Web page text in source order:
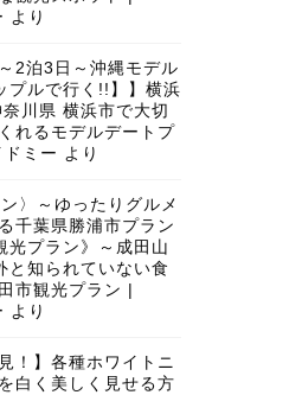
より
2泊3日～沖縄モデル
プルで行く!!】】横浜
川県 横浜市で大切
れるモデルデートプ
ミー より
〉～ゆったりグルメ
千葉県勝浦市プラン
光プラン》～成田山
と知られていない食
市観光プラン |
より
！】各種ホワイトニ
白く美しく見せる方